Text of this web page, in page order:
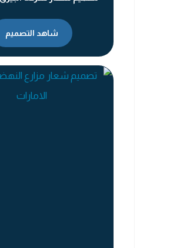
شاهد التصميم